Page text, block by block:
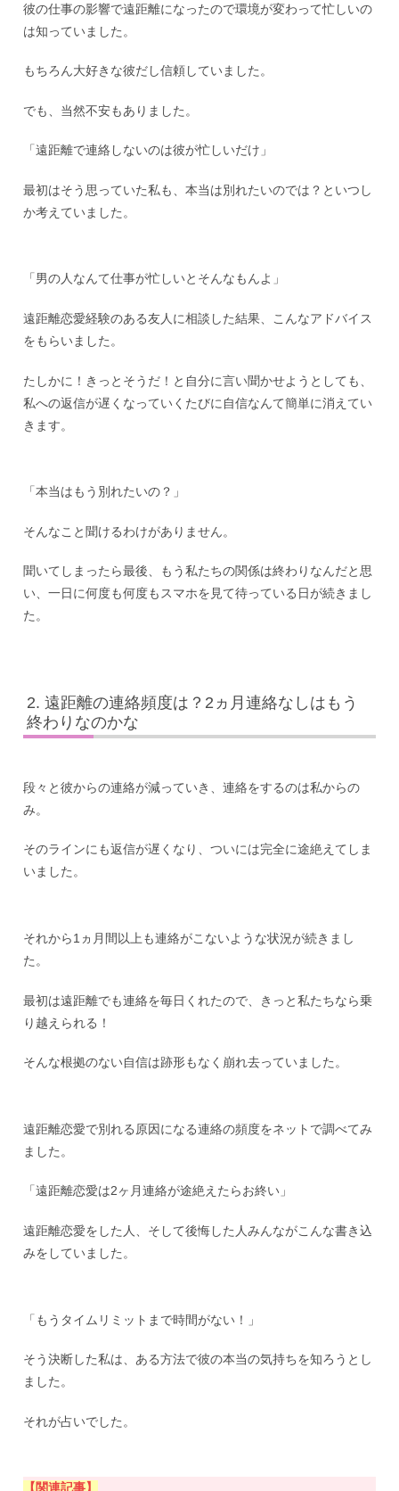
彼の仕事の影響で遠距離になったので環境が変わって忙しいの
は知っていました。
もちろん大好きな彼だし信頼していました。
でも、当然不安もありました。
「遠距離で連絡しないのは彼が忙しいだけ」
最初はそう思っていた私も、本当は別れたいのでは？といつし
か考えていました。
「男の人なんて仕事が忙しいとそんなもんよ」
遠距離恋愛経験のある友人に相談した結果、こんなアドバイス
をもらいました。
たしかに！きっとそうだ！と自分に言い聞かせようとしても、
私への返信が遅くなっていくたびに自信なんて簡単に消えてい
きます。
「本当はもう別れたいの？」
そんなこと聞けるわけがありません。
聞いてしまったら最後、もう私たちの関係は終わりなんだと思
い、一日に何度も何度もスマホを見て待っている日が続きまし
た。
遠距離の連絡頻度は？2ヵ月連絡なしはもう
終わりなのかな
段々と彼からの連絡が減っていき、連絡をするのは私からの
み。
そのラインにも返信が遅くなり、ついには完全に途絶えてしま
いました。
それから1ヵ月間以上も連絡がこないような状況が続きまし
た。
最初は遠距離でも連絡を毎日くれたので、きっと私たちなら乗
り越えられる！
そんな根拠のない自信は跡形もなく崩れ去っていました。
遠距離恋愛で別れる原因になる連絡の頻度をネットで調べてみ
ました。
「遠距離恋愛は2ヶ月連絡が途絶えたらお終い」
遠距離恋愛をした人、そして後悔した人みんながこんな書き込
みをしていました。
「もうタイムリミットまで時間がない！」
そう決断した私は、ある方法で彼の本当の気持ちを知ろうとし
ました。
それが占いでした。
【関連記事】